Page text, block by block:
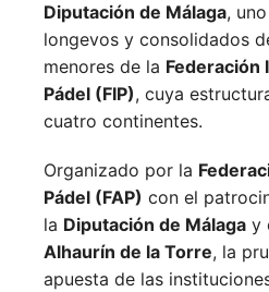
Diputación de Málaga,
longevos y consolidados
menores de la Federación
Pádel (FIP), cuya
cuatro continentes.
Organizado por la
Pádel (FAP) con el
la Diputación de Málaga y
Alhaurín de la Torre, la
apuesta de las